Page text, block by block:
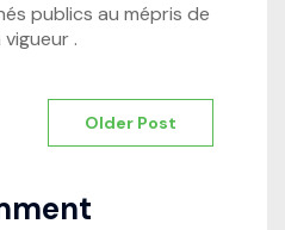
publics au mépris de
.
Older Post